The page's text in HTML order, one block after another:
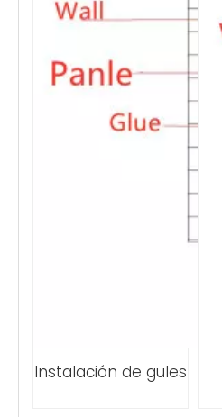
Instalación de gules